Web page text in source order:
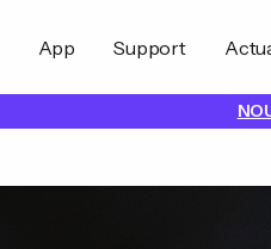
App Support